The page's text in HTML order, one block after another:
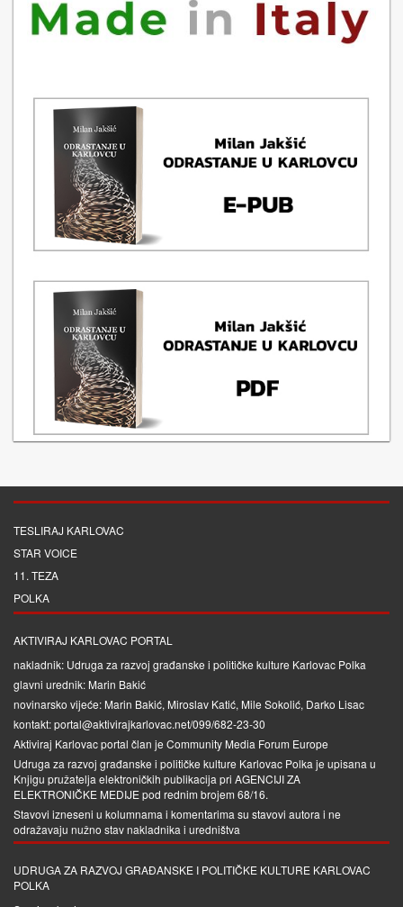
TESLIRAJ KARLOVAC
STAR VOICE
11. TEZA
POLKA
AKTIVIRAJ KARLOVAC PORTAL
nakladnik: Udruga za razvoj građanske i političke kulture Karlovac Polka
glavni urednik: Marin Bakić
novinarsko vijeće: Marin Bakić, Miroslav Katić, Mile Sokolić, Darko Lisac
kontakt: portal@aktivirajkarlovac.net/099/682-23-30
Aktiviraj Karlovac portal član je Community Media Forum Europe
Udruga za razvoj građanske i političke kulture Karlovac Polka je upisana u
Knjigu pružatelja elektroničkih publikacija pri AGENCIJI ZA
ELEKTRONIČKE MEDIJEpod rednim brojem 68/16.
Stavovi izneseni u kolumnama i komentarima su stavovi autora i ne
odražavaju nužno stav nakladnika i uredništva
UDRUGA ZA RAZVOJ GRAĐANSKE I POLITIČKE KULTURE KARLOVAC
POLKA